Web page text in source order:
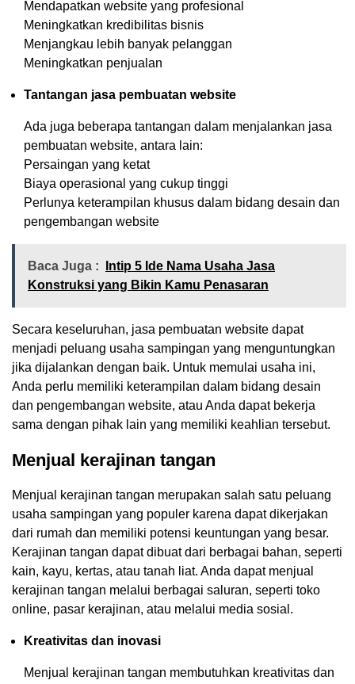
Mendapatkan website yang profesional
Meningkatkan kredibilitas bisnis
Menjangkau lebih banyak pelanggan
Meningkatkan penjualan
Tantangan jasa pembuatan website
Ada juga beberapa tantangan dalam menjalankan jasa
pembuatan website, antara lain:
Persaingan yang ketat
Biaya operasional yang cukup tinggi
Perlunya keterampilan khusus dalam bidang desain dan
pengembangan website
Baca Juga :
Intip 5 Ide Nama Usaha Jasa
Konstruksi yang Bikin Kamu Penasaran
Secara keseluruhan, jasa pembuatan website dapat
menjadi peluang usaha sampingan yang menguntungkan
jika dijalankan dengan baik. Untuk memulai usaha ini,
Anda perlu memiliki keterampilan dalam bidang desain
dan pengembangan website, atau Anda dapat bekerja
sama dengan pihak lain yang memiliki keahlian tersebut.
Menjual kerajinan tangan
Menjual kerajinan tangan merupakan salah satu peluang
usaha sampingan yang populer karena dapat dikerjakan
dari rumah dan memiliki potensi keuntungan yang besar.
Kerajinan tangan dapat dibuat dari berbagai bahan, seperti
kain, kayu, kertas, atau tanah liat. Anda dapat menjual
kerajinan tangan melalui berbagai saluran, seperti toko
online, pasar kerajinan, atau melalui media sosial.
Kreativitas dan inovasi
Menjual kerajinan tangan membutuhkan kreativitas dan